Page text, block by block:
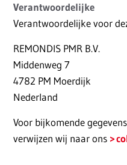
Verantwoordelijke
Verantwoordelijke voor
REMONDIS PMR B.V.
Middenweg 7
4782 PM Moerdijk
Nederland
Voor bijkomende
verwijzen wij naar ons